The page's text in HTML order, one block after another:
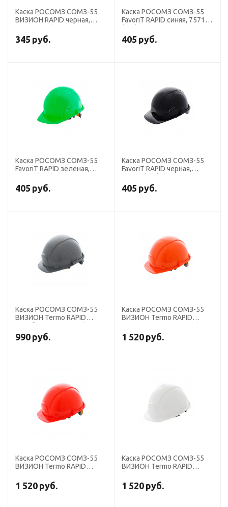
Каска РОСОМЗ СОМЗ-55
ВИЗИОН RAPID черная,
345 руб.
Каска РОСОМЗ СОМЗ-55
FavoriT RAPID синяя, 75718
405 руб.
Каска РОСОМЗ СОМЗ-55
FavoriT RAPID зеленая,
405 руб.
Каска РОСОМЗ СОМЗ-55
FavoriT RAPID черная,
405 руб.
Каска РОСОМЗ СОМЗ-55
ВИЗИОН Termo RAPID
990 руб.
Каска РОСОМЗ СОМЗ-55
ВИЗИОН Termo RAPID
1 520 руб.
Каска РОСОМЗ СОМЗ-55
ВИЗИОН Termo RAPID
1 520 руб.
Каска РОСОМЗ СОМЗ-55
ВИЗИОН Termo RAPID
1 520 руб.